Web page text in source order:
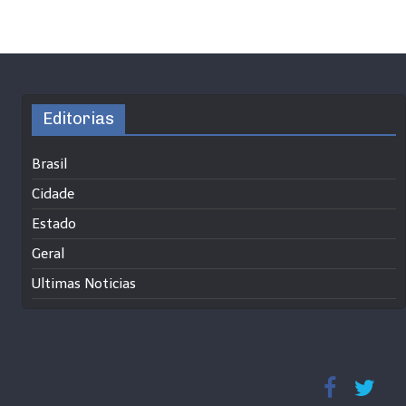
Editorias
Brasil
Cidade
Estado
Geral
Ultimas Noticias